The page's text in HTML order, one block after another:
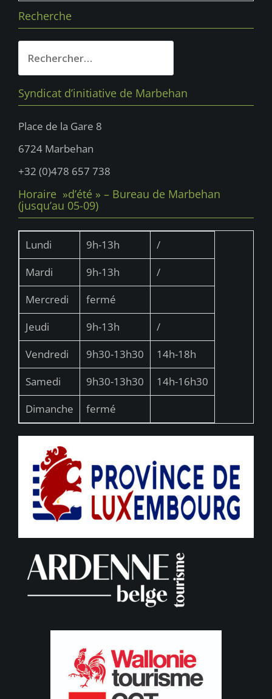
Recherche
Syndicat d’initiative de Marbehan
Place de la Gare 8
6724 Marbehan
+32 (0)478 657 738
Horaire »d’été » – Bureau de Marbehan
(jusqu’au 05-09)
Lundi 9h-13h
/
Mardi
9h-13h
/
Mercredi
fermé
Jeudi
9h-13h
/
Vendredi
9h30-13h30
14h-18h
Samedi
9h30-13h30
14h-16h30
Dimanche
fermé